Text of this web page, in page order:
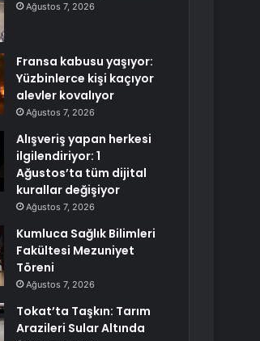
Ağustos 7, 2026
Fransa kabusu yaşıyor:
Yüzbinlerce kişi kaçıyor
alevler kovalıyor
Ağustos 7, 2026
Alışveriş yapan herkesi
ilgilendiriyor: 1
Ağustos’ta tüm dijital
kurallar değişiyor
Ağustos 7, 2026
Kumluca Sağlık Bilimleri
Fakültesi Mezuniyet
Töreni
Ağustos 7, 2026
Tokat’ta Taşkın: Tarım
Arazileri Sular Altında